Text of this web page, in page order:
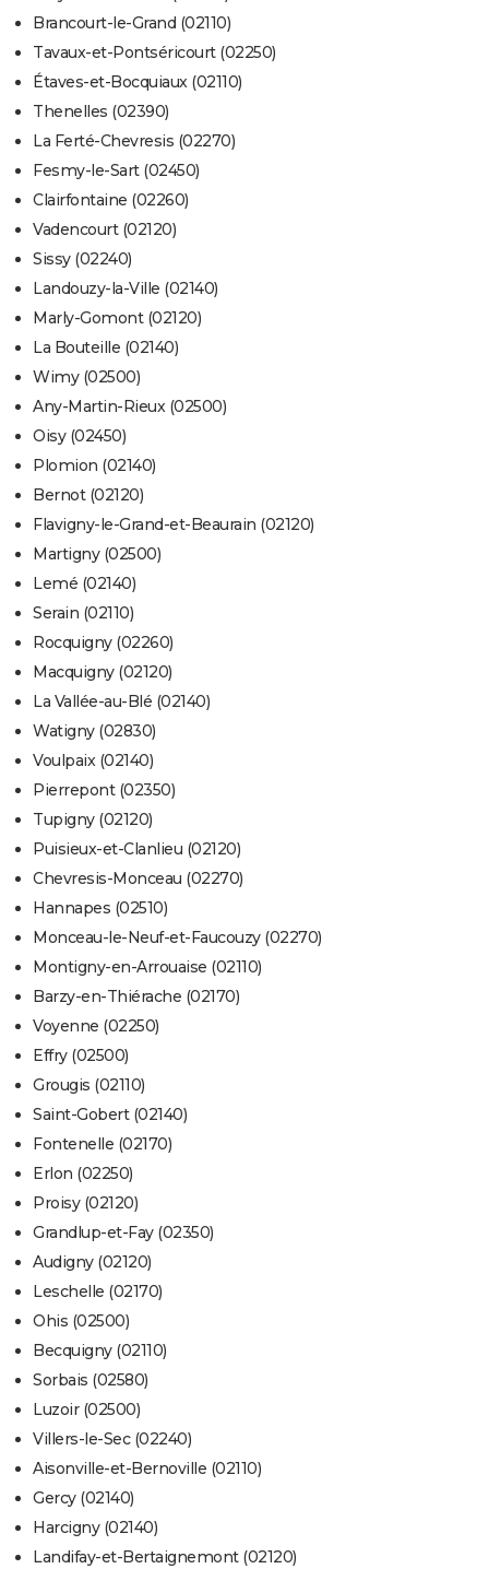
Brancourt-le-Grand (02110)
Tavaux-et-Pontséricourt (02250)
Étaves-et-Bocquiaux (02110)
Thenelles (02390)
La Ferté-Chevresis (02270)
Fesmy-le-Sart (02450)
Clairfontaine (02260)
Vadencourt (02120)
Sissy (02240)
Landouzy-la-Ville (02140)
Marly-Gomont (02120)
La Bouteille (02140)
Wimy (02500)
Any-Martin-Rieux (02500)
Oisy (02450)
Plomion (02140)
Bernot (02120)
Flavigny-le-Grand-et-Beaurain (02120)
Martigny (02500)
Lemé (02140)
Serain (02110)
Rocquigny (02260)
Macquigny (02120)
La Vallée-au-Blé (02140)
Watigny (02830)
Voulpaix (02140)
Pierrepont (02350)
Tupigny (02120)
Puisieux-et-Clanlieu (02120)
Chevresis-Monceau (02270)
Hannapes (02510)
Monceau-le-Neuf-et-Faucouzy (02270)
Montigny-en-Arrouaise (02110)
Barzy-en-Thiérache (02170)
Voyenne (02250)
Effry (02500)
Grougis (02110)
Saint-Gobert (02140)
Fontenelle (02170)
Erlon (02250)
Proisy (02120)
Grandlup-et-Fay (02350)
Audigny (02120)
Leschelle (02170)
Ohis (02500)
Becquigny (02110)
Sorbais (02580)
Luzoir (02500)
Villers-le-Sec (02240)
Aisonville-et-Bernoville (02110)
Gercy (02140)
Harcigny (02140)
Landifay-et-Bertaignemont (02120)